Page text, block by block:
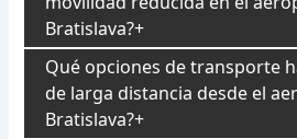
Bratislava?
Qué opciones de transporte
de larga distancia desde el
Bratislava?